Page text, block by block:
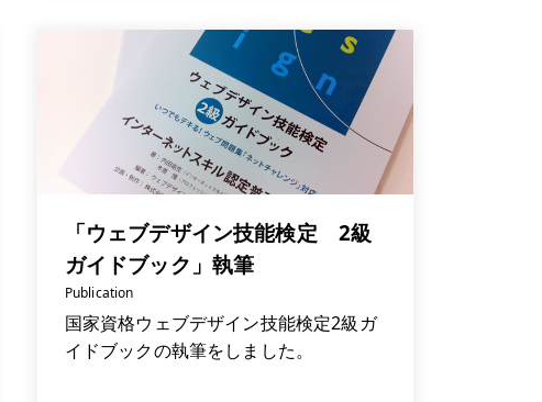
「ウェブデザイン技能検定 2級
ガイドブック」執筆
Publication
国家資格ウェブデザイン技能検定2級ガ
イドブックの執筆をしました。